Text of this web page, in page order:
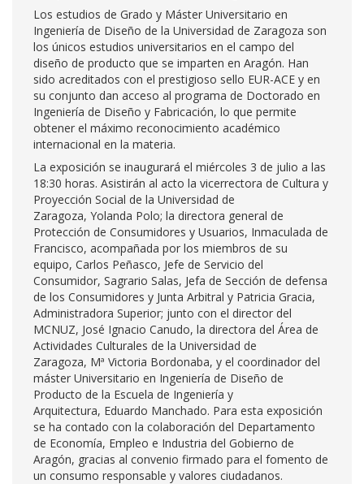
Los estudios de Grado y Máster Universitario en
Ingeniería de Diseño de la Universidad de Zaragoza son
los únicos estudios universitarios en el campo del
diseño de producto que se imparten en Aragón. Han
sido acreditados con el prestigioso sello EUR-ACE y en
su conjunto dan acceso al programa de Doctorado en
Ingeniería de Diseño y Fabricación, lo que permite
obtener el máximo reconocimiento académico
internacional en la materia.
La exposición se inaugurará el miércoles 3 de julio a las
18:30 horas. Asistirán al acto la vicerrectora de Cultura y
Proyección Social de la Universidad de
Zaragoza, Yolanda Polo; la directora general de
Protección de Consumidores y Usuarios, Inmaculada de
Francisco, acompañada por los miembros de su
equipo, Carlos Peñasco, Jefe de Servicio del
Consumidor, Sagrario Salas, Jefa de Sección de defensa
de los Consumidores y Junta Arbitral y Patricia Gracia,
Administradora Superior; junto con el director del
MCNUZ, José Ignacio Canudo, la directora del Área de
Actividades Culturales de la Universidad de
Zaragoza, Mª Victoria Bordonaba, y el coordinador del
máster Universitario en Ingeniería de Diseño de
Producto de la Escuela de Ingeniería y
Arquitectura, Eduardo Manchado. Para esta exposición
se ha contado con la colaboración del Departamento
de Economía, Empleo e Industria del Gobierno de
Aragón, gracias al convenio firmado para el fomento de
un consumo responsable y valores ciudadanos.